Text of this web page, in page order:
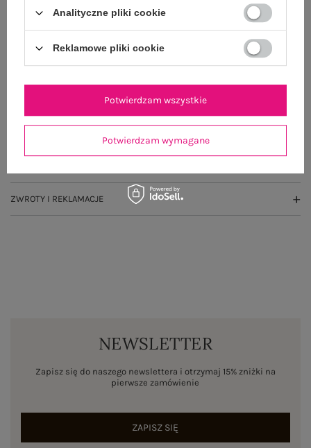
OPIS PRODUKTU
ZWROTY I REKLAMACJE
NEWSLETTER
Zapisz się do naszego newslettera i otrzymaj 15% zniżki na
pierwsze zamówienie
ZAPISZ SIĘ
Analityczne pliki cookie
Reklamowe pliki cookie
Potwierdzam wymagane
Potwierdzam wszystkie